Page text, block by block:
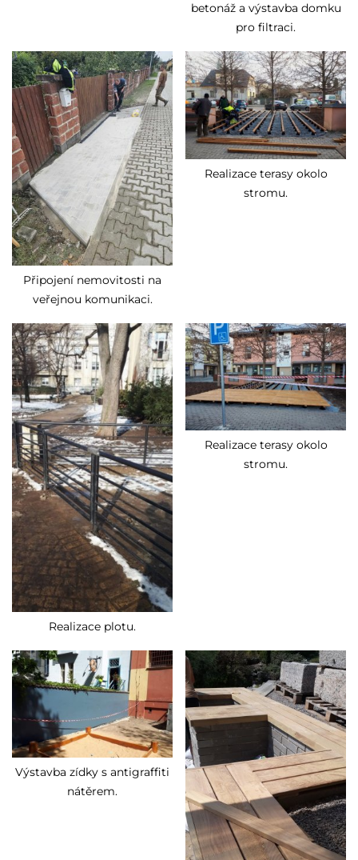
betonáž a výstavba domku
pro filtraci.
Připojení nemovitosti na
veřejnou komunikaci.
Realizace terasy okolo
stromu.
Realizace plotu.
Realizace terasy okolo
stromu.
Výstavba zídky s antigraffiti
nátěrem.